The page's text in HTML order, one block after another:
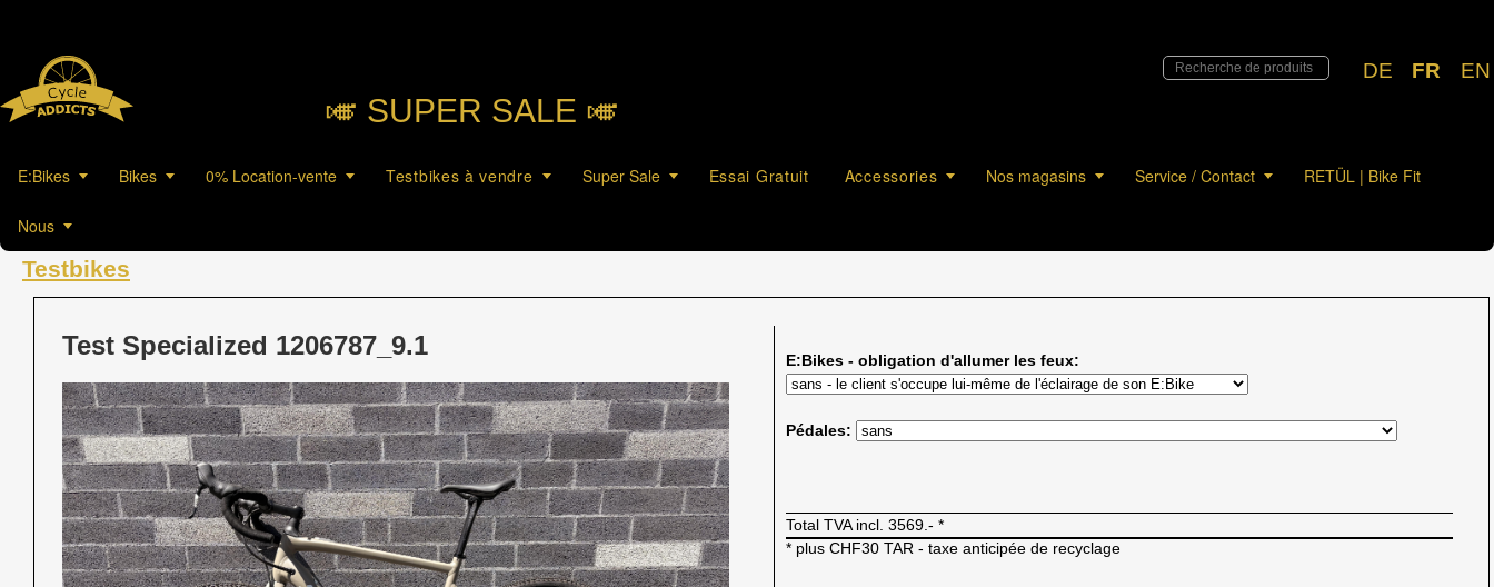
DE FR EN
🎺︎ SUPER SALE 🎺︎
E:Bikes Bikes 0% Location-vente Testbikes à vendre Super Sale Essai Gratuit Accessories Nos magasins Service / Contact RETÜL | Bike Fit
Nous
Testbikes
Test Specialized 1206787_9.1 E:Bikes - obligation d'allumer les feux:
Pédales:
Total TVA incl. 3569.- *
* plus CHF30 TAR - taxe anticipée de recyclage